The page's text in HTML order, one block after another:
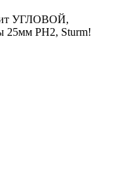
УГЛОВОЙ,
PH2, Sturm!